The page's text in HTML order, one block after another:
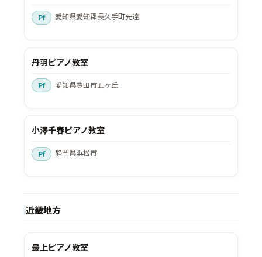
愛知県愛知郡長久手町先達
丹羽ピアノ教室
愛知県豊田市五ヶ丘
小澤千春ピアノ教室
静岡県浜松市
近畿地方
最上ピアノ教室